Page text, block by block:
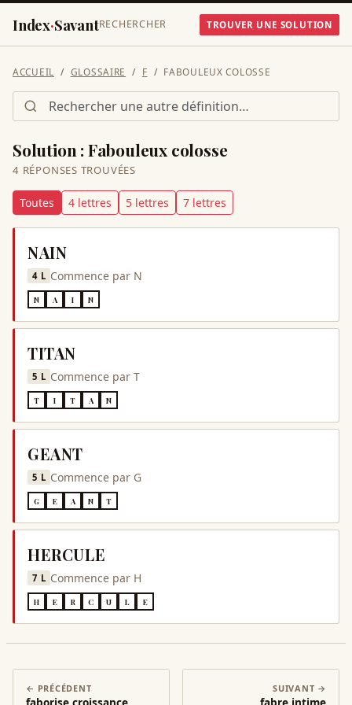
Index·SavantRECHERCHER TROUVER UNE SOLUTION
ACCUEIL GLOSSAIRE F FABOULEUX COLOSSE
Solution : Fabouleux colosse
4 RÉPONSES TROUVÉES
Toutes 4 lettres 5 lettres 7 lettres
NAIN
4L Commence par N
N A I N
TITAN
5 L Commence parT
T I T A N
GEANT
5 L Commence par G
G E A N T
HERCULE
7 L Commence par H
H E R C U L E
← PRÉCÉDENT SUIVANT →